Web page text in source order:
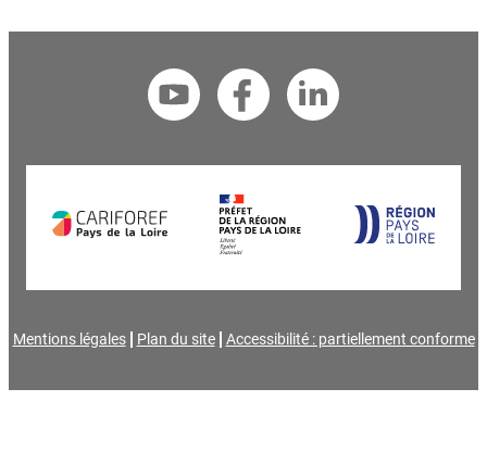
Mentions légales Plan du site Accessibilité : partiellement conforme